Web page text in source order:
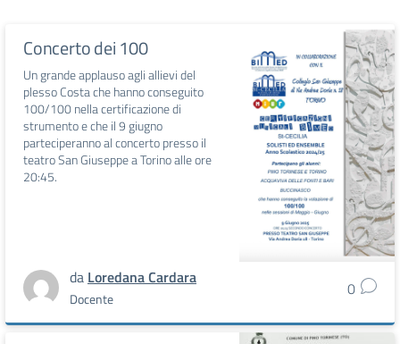
Concerto dei 100
Un grande applauso agli allievi del
plesso Costa che hanno conseguito
100/100 nella certificazione di
strumento e che il 9 giugno
parteciperanno al concerto presso il
teatro San Giuseppe a Torino alle ore
20:45.
da Loredana Cardara
Docente 0